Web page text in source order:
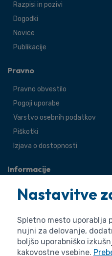
Razpisi in pozivi
Dogodki
Novice
Publikacije
Pravno
Pravno obvestilo
Pogoji uporabe
Varstvo osebnih podatkov
Piškotki
Izjava o dostopnosti
Informacije
O agenciji
Splošne zadeve
Pravne zadeve
Nastavitve
Spletno mesto uporablja
nujni za delovanje,
boljšo uporabniško
kakovostne vsebine.